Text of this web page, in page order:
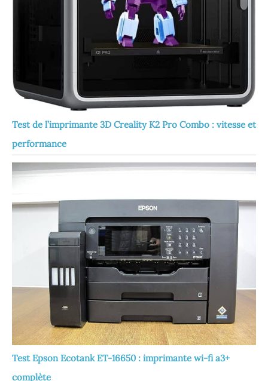
Test de l’imprimante 3D Creality K2 Pro Combo : vitesse et
performance
Test Epson Ecotank ET-16650 : imprimante wi-fi a3+
complète